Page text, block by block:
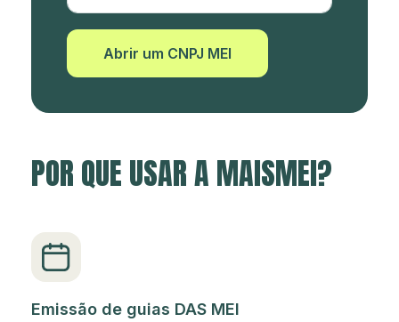
Abrir um CNPJ MEI
POR QUE USAR A MAISMEI?
Emissão de guias DAS MEI